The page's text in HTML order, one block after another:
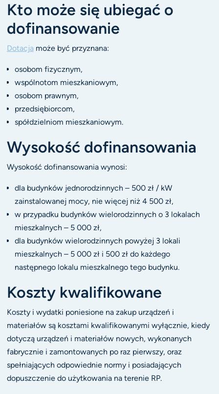
Kto może się ubiegać o
dofinansowanie
Dotacja może być przyznana:
osobom fizycznym,
wspólnotom mieszkaniowym,
osobom prawnym,
przedsiębiorcom,
spółdzielniom mieszkaniowym.
Wysokość dofinansowania
Wysokość dofinansowania wynosi:
dla budynków jednorodzinnych – 500 zł / kW
zainstalowanej mocy, nie więcej niż 4 500 zł,
w przypadku budynków wielorodzinnych o 3 lokalach
mieszkalnych – 5 000 zł,
dla budynków wielorodzinnych powyżej 3 lokali
mieszkalnych – 5 000 zł i 500 zł do każdego
następnego lokalu mieszkalnego tego budynku.
Koszty kwalifikowane
Koszty i wydatki poniesione na zakup urządzeń i
materiałów są kosztami kwalifikowanymi wyłącznie, kiedy
dotyczą urządzeń i materiałów nowych, wykonanych
fabrycznie i zamontowanych po raz pierwszy, oraz
spełniających odpowiednie normy i posiadających
dopuszczenie do użytkowania na terenie RP.